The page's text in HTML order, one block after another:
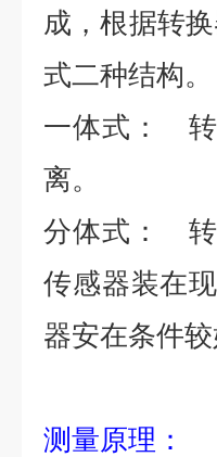
成，根据转
式二种结构。
一体式： 转
离。
分体式： 转
传感器装在
器安在条件较
测量原理 ：